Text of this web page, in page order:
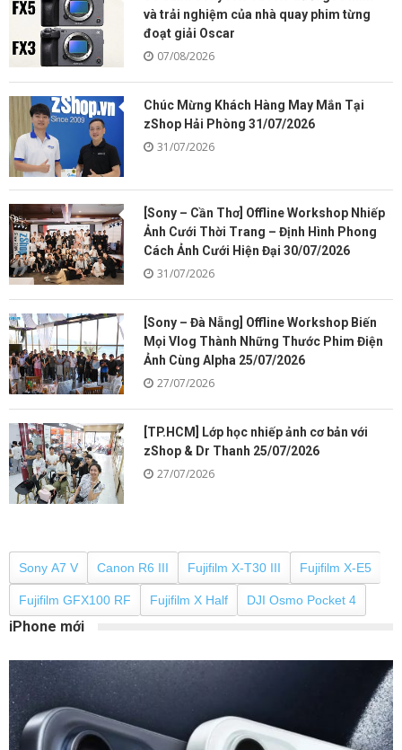
và trải nghiệm của nhà quay phim từng
đoạt giải Oscar
07/08/2026
Chúc Mừng Khách Hàng May Mắn Tại
zShop Hải Phòng 31/07/2026
31/07/2026
[Sony – Cần Thơ] Offline Workshop Nhiếp
Ảnh Cưới Thời Trang – Định Hình Phong
Cách Ảnh Cưới Hiện Đại 30/07/2026
31/07/2026
[Sony – Đà Nẵng] Offline Workshop Biến
Mọi Vlog Thành Những Thước Phim Điện
Ảnh Cùng Alpha 25/07/2026
27/07/2026
[TP.HCM] Lớp học nhiếp ảnh cơ bản với
zShop & Dr Thanh 25/07/2026
27/07/2026
Sony A7 V Canon R6 III Fujifilm X-T30 III Fujifilm X-E5
Fujifilm GFX100 RF Fujifilm X Half DJI Osmo Pocket 4
iPhone mới